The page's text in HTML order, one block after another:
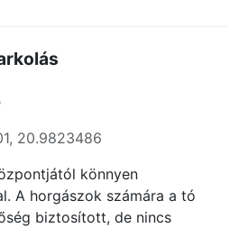
20.9823486
könnyen
A horgászok számára a tó
biztosított, de nincs